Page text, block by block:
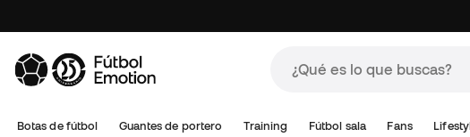
Botas de fútbol Guantes de portero Training Fútbol sala Fans